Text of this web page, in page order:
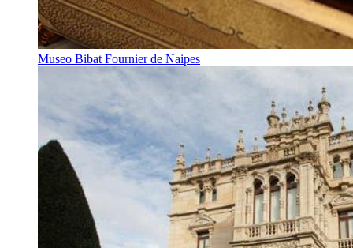
Museo Bibat Fournier de Naipes